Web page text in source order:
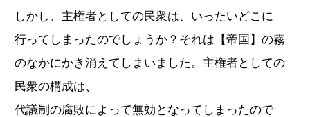
しかし、主権者としての民衆は、いったいどこに
行ってしまったのでしょうか？それは【帝国】の霧
のなかにかき消えてしまいました。主権者としての
民衆の構成は、
代議制の腐敗によって無効となってしまったので